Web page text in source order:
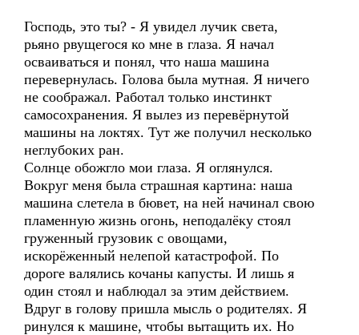
Господь, это ты? - Я увидел лучик света,
рьяно рвущегося ко мне в глаза. Я начал
осваиваться и понял, что наша машина
перевернулась. Голова была мутная. Я ничего
не соображал. Работал только инстинкт
самосохранения. Я вылез из перевёрнутой
машины на локтях. Тут же получил несколько
неглубоких ран.
Солнце обожгло мои глаза. Я оглянулся.
Вокруг меня была страшная картина: наша
машина слетела в бювет, на ней начинал свою
пламенную жизнь огонь, неподалёку стоял
груженный грузовик с овощами,
искорёженный нелепой катастрофой. По
дороге валялись кочаны капусты. И лишь я
один стоял и наблюдал за этим действием.
Вдруг в голову пришла мысль о родителях. Я
ринулся к машине, чтобы вытащить их. Но